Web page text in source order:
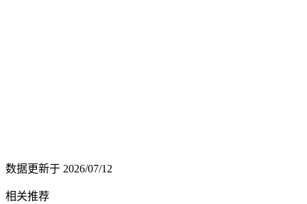
数据更新于 2026/07/12
相关推荐